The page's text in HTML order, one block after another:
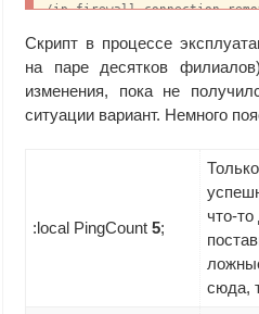
/ip firewall connection
:log warning "Set routes
:local MainGw [/ip route
:if (($isp1=$PingCount) &&
:log warning "Set routes to
/ip firewall connection
/ip firewall connection
:log warning "Set routes to
Скрипт в процессе
на паре десятков
изменения, пока не
ситуации вариант. Немного
:local PingCount5;
что-
сюда,